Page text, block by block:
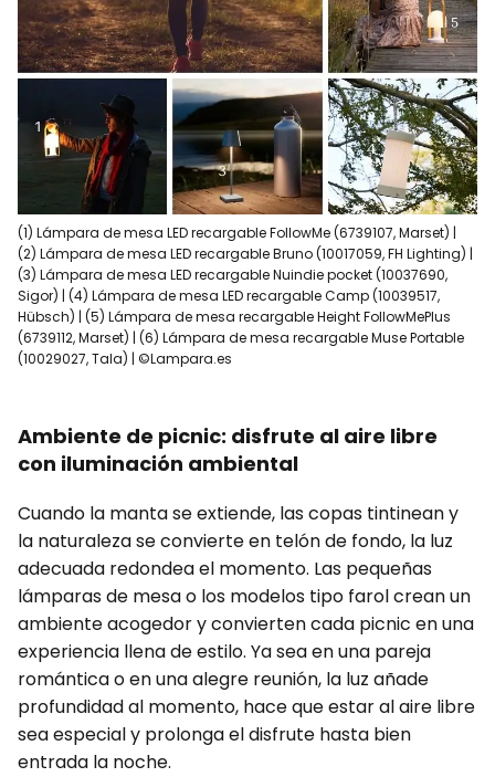
(1) Lámpara de mesa LED recargable FollowMe (6739107, Marset) |
(2) Lámpara de mesa LED recargable Bruno (10017059, FH Lighting) |
(3) Lámpara de mesa LED recargable Nuindie pocket (10037690,
Sigor) | (4) Lámpara de mesa LED recargable Camp (10039517,
Hübsch) | (5) Lámpara de mesa recargable Height FollowMePlus
(6739112, Marset) | (6) Lámpara de mesa recargable Muse Portable
(10029027, Tala) | ©Lampara.es
Ambiente de picnic: disfrute al aire libre
con iluminación ambiental
Cuando la manta se extiende, las copas tintinean y
la naturaleza se convierte en telón de fondo, la luz
adecuada redondea el momento. Las pequeñas
lámparas de mesa o los modelos tipo farol crean un
ambiente acogedor y convierten cada picnic en una
experiencia llena de estilo. Ya sea en una pareja
romántica o en una alegre reunión, la luz añade
profundidad al momento, hace que estar al aire libre
sea especial y prolonga el disfrute hasta bien
entrada la noche.